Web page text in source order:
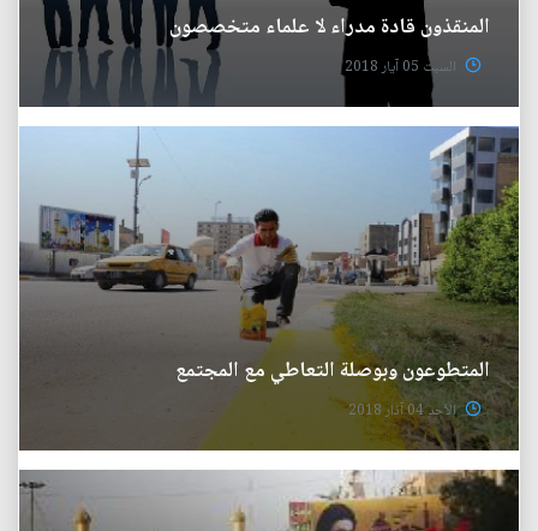
المنقذون قادة مدراء لا علماء متخصصون
السبت 05 آيار 2018
المتطوعون وبوصلة التعاطي مع المجتمع
الأحد 04 آذار 2018